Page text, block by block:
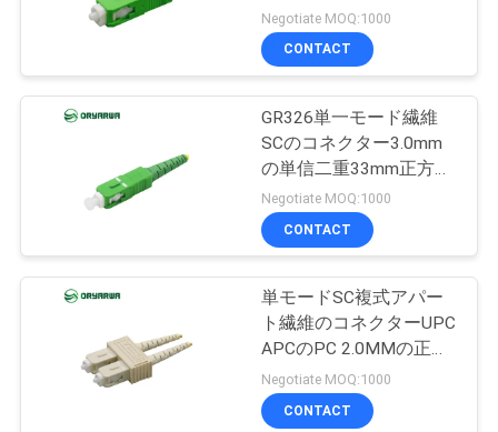
さ
用
繊維光学のパッチ・
コード
繊維光学の閉鎖
ISO9001
Negotiate MOQ:1000
CONTACT
GR326単一モード繊維
SCのコネクター3.0mm
の単信二重33mm正方形
のブーツ
Negotiate MOQ:1000
CONTACT
単モードSC複式アパー
ト繊維のコネクターUPC
APCのPC 2.0MMの正方
形のブーツ
Negotiate MOQ:1000
CONTACT